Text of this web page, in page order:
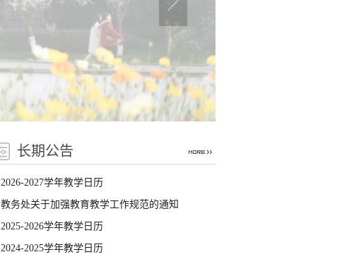
长期公告
2026-2027学年教学日历
教务处关于加强教育教学工作规范的通知
2025-2026学年教学日历
2024-2025学年教学日历